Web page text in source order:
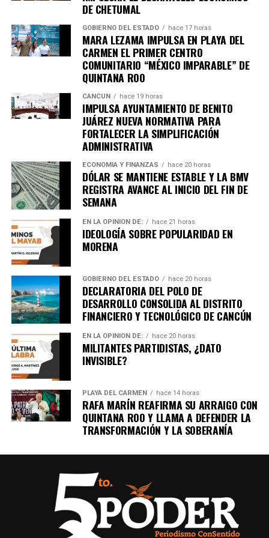
DE CHETUMAL
GOBIERNO DEL ESTADO hace 17 horas
MARA LEZAMA IMPULSA EN PLAYA DEL
CARMEN EL PRIMER CENTRO
COMUNITARIO “MÉXICO IMPARABLE” DE
QUINTANA ROO
CANCÚN hace 19 horas
IMPULSA AYUNTAMIENTO DE BENITO
JUÁREZ NUEVA NORMATIVA PARA
FORTALECER LA SIMPLIFICACIÓN
ADMINISTRATIVA
ECONOMÍA Y FINANZAS hace 20 horas
DÓLAR SE MANTIENE ESTABLE Y LA BMV
REGISTRA AVANCE AL INICIO DEL FIN DE
SEMANA
EN LA OPINIÓN DE: hace 21 horas
IDEOLOGÍA SOBRE POPULARIDAD EN
MORENA
GOBIERNO DEL ESTADO hace 20 horas
DECLARATORIA DEL POLO DE
DESARROLLO CONSOLIDA AL DISTRITO
FINANCIERO Y TECNOLÓGICO DE CANCÚN
EN LA OPINIÓN DE: hace 20 horas
MILITANTES PARTIDISTAS, ¿DATO
INVISIBLE?
PLAYA DEL CARMEN hace 14 horas
RAFA MARÍN REAFIRMA SU ARRAIGO CON
QUINTANA ROO Y LLAMA A DEFENDER LA
TRANSFORMACIÓN Y LA SOBERANÍA